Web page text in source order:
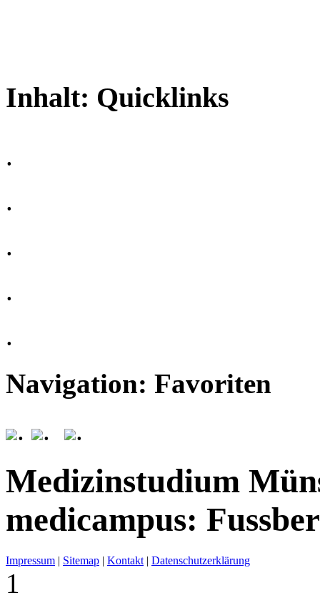
Inhalt: Quicklinks
.
.
.
.
.
Navigation: Favoriten
.
. .
Medizinstudium
medicampus:
Impressum | Sitemap | Kontakt | Datenschutzerklärung
1